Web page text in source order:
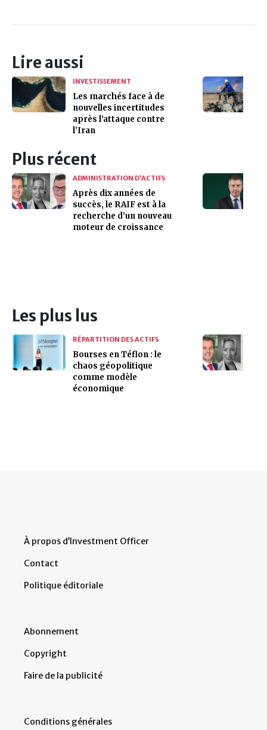
Lire aussi
INVESTISSEMENT
Les marchés face à de
nouvelles incertitudes
après l’attaque contre
l’Iran
Plus récent
ADMINISTRATION D’ACTIFS
Après dix années de
succès, le RAIF est à la
recherche d’un nouveau
moteur de croissance
Les plus lus
RÉPARTITION DES ACTIFS
Bourses en Téflon : le
chaos géopolitique
comme modèle
économique
À propos d’Investment Officer
Contact
Politique éditoriale
Abonnement
Copyright
Faire de la publicité
Conditions générales